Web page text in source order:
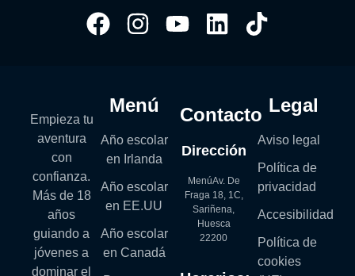
Empieza tu
aventura
con
confianza.
Más de 18
años
guiando a
jóvenes a
dominar el
Menú
Año escolar
en Irlanda
Año escolar
en EE.UU
Año escolar
en Canadá
Contacto
Dirección
MenúAv. De
Fraga 18, 1C,
Sariñena,
Huesca
22200
Legal
Aviso legal
Política de
privacidad
Accesibilidad
Política de
cookies